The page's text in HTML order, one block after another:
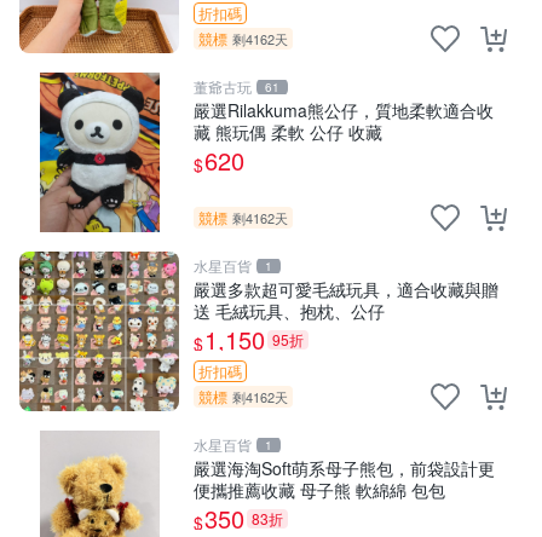
折扣碼
競標 剩4162天
董爺古玩 61
嚴選Rilakkuma熊公仔，質地柔軟適合收
藏 熊玩偶 柔軟 公仔 收藏
$620
競標 剩4162天
水星百貨 1
嚴選多款超可愛毛絨玩具，適合收藏與贈
送 毛絨玩具、抱枕、公仔
$1,150 95折
折扣碼
競標 剩4162天
水星百貨 1
嚴選海淘Soft萌系母子熊包，前袋設計更
便攜推薦收藏 母子熊 軟綿綿 包包
$350 83折